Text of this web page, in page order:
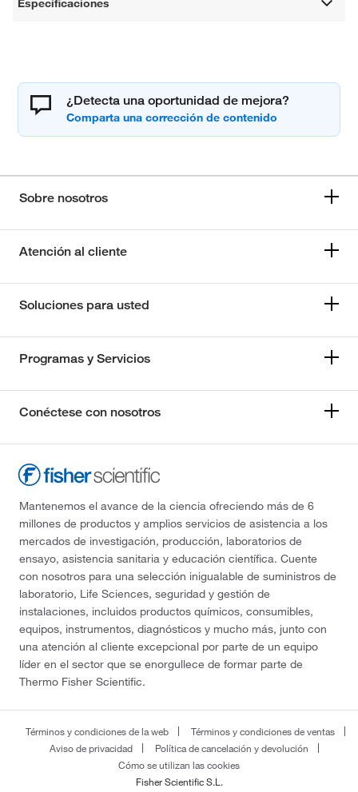
Especificaciones
¿Detecta una oportunidad de mejora?
Sobre nosotros
Atención al cliente
Soluciones para usted
Programas y Servicios
Conéctese con nosotros
Mantenemos el avance de la ciencia ofreciendo más de 6
millones de productos y amplios servicios de asistencia a los
mercados de investigación, producción, laboratorios de
ensayo, asistencia sanitaria y educación científica. Cuente
con nosotros para una selección inigualable de suministros de
laboratorio, Life Sciences, seguridad y gestión de
instalaciones, incluidos productos químicos, consumibles,
equipos, instrumentos, diagnósticos y mucho más, junto con
una atención al cliente excepcional por parte de un equipo
líder en el sector que se enorgullece de formar parte de
Thermo Fisher Scientific.
Términos y condiciones de la web
Términos y condiciones de ventas
Aviso de privacidad
Política de cancelación y devolución
Cómo se utilizan las cookies
Fisher Scientific S.L.